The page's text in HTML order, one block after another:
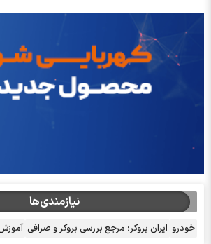
نیازمندی‌ها
خودرو ایران بروکر؛ مرجع بررسی بروکر و صرافی